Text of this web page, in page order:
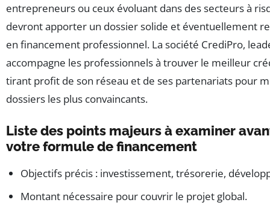
entrepreneurs ou ceux évoluant dans des secteurs à
devront apporter un dossier solide et éventuellement
en financement professionnel. La société CrediPro,
accompagne les professionnels à trouver le meilleur
tirant profit de son réseau et de ses partenariats pour
dossiers les plus convaincants.
Liste des points majeurs à examiner
votre formule de financement
Objectifs précis : investissement, trésorerie,
Montant nécessaire pour couvrir le projet global.